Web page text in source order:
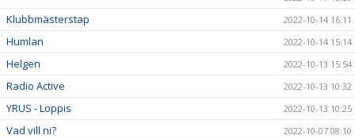
Klubbmästerstap 2022-10-14 16:11
Humlan 2022-10-14 15:14
Helgen 2022-10-13 15:54
Radio Active 2022-10-13 10:32
YRUS - Loppis 2022-10-13 10:25
Vad vill ni?
2022-10-07 08:10